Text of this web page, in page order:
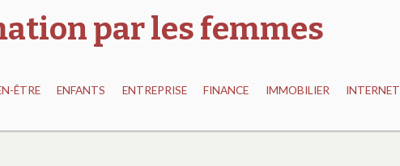
par les femmes
ÊTRE ENFANTS ENTREPRISE FINANCE IMMOBILIER INTERNET